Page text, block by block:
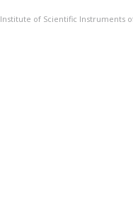
Institute of Scientific Instruments